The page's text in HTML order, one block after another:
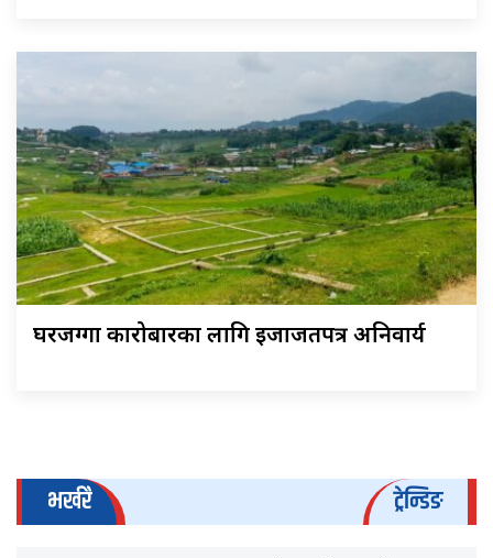
घरजग्गा कारोबारका लागि इजाजतपत्र अनिवार्य
भर्खरै ट्रेन्डिङ